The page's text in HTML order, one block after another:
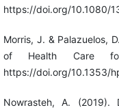
https://doi.org/10.1080/
Morris, J. & Palazuelos,
of Health Care
https://doi.org/10.1353/
Nowrasteh, A. (2019).